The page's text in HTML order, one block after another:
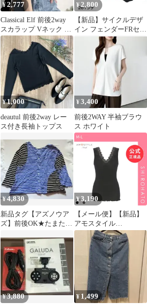
¥2,777
Classical Elf 前後2way
スカラップ Vネック プ
ルオーバー
¥ 2,800
【新品】サイクルデザ
イン フェンダーFRセッ
ト リジッドフォーク用
26インチ
¥1,000
deautul 前後2way レー
ス付き長袖トップス
¥3,400
前後2WAY 半袖ブラウ
ス ホワイト
¥4,830
新品タグ【アズノウア
ズ】前後OK★たまたま
12800円税別
¥3,190
【メール便】【新品】
アモスタイル
AMST1532 保湿インナ
ー タンクトップ インナ
ー ランジェリー
AMOSTYLE(M-L)
¥3,880 ¥ 1,499